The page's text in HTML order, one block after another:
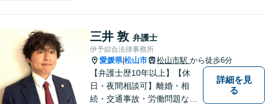
せください。
三井 敦 弁護士
伊予綜合法律事務所
愛媛県|松山市 松山市駅 から徒歩6分
【弁護士歴10年以上】【休
日・夜間相談可】離婚・相
続・交通事故・労働問題など
詳細を見
る